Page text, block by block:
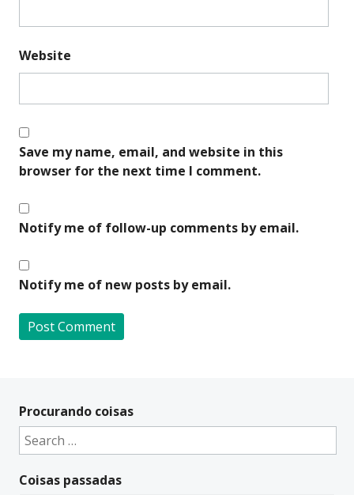
Website
Save my name, email, and website in this
browser for the next time I comment.
Notify me of follow-up comments by email.
Notify me of new posts by email.
t
e
a
Procurando coisas
Search
for:
Coisas passadas